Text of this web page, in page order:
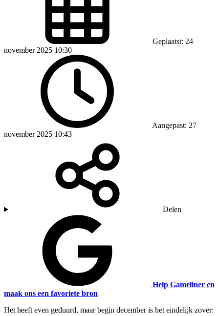
Geplaatst: 24
november 2025 10:30
Aangepast: 27
november 2025 10:43
Delen
Help Gameliner en
maak ons een favoriete bron
Het heeft even geduurd, maar begin december is het eindelijk zover: